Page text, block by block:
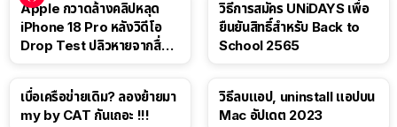
Apple กวาดล้างคลิปหลุด
iPhone 18 Pro หลังวิดีโอ
Drop Test ปลิวหายจากสื่อ
วิธีการสมัคร UNiDAYS เพื่อ
ยืนยันสิทธิ์สำหรับ Back to
School 2565
เบื่อเครือข่ายเดิม? ลองย้ายมา
my by CAT กันเถอะ !!!
วิธีลบแอป, uninstall แอปบน
Mac อัปเดต 2023